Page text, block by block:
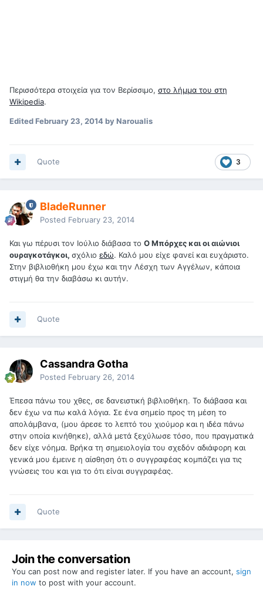
Περισσότερα στοιχεία για τον Βερίσσιμο, στο λήμμα του στη
Wikipedia.
EditedFebruary 23, 2014by Naroualis
3
Quote
BladeRunner
Posted February 23, 2014
Και γω πέρυσι τον Ιούλιο διάβασα το Ο Μπόρχες και οι αιώνιοι
ουραγκοτάγκοι, σχόλιο εδώ. Καλό μου είχε φανεί και ευχάριστο.
Στην βιβλιοθήκη μου έχω και την Λέσχη των Αγγέλων, κάποια
στιγμή θα την διαβάσω κι αυτήν.
Quote
Cassandra Gotha
Posted February 26, 2014
Έπεσα πάνω του χθες, σε δανειστική βιβλιοθήκη. Το διάβασα και
δεν έχω να πω καλά λόγια. Σε ένα σημείο προς τη μέση το
απολάμβανα, (μου άρεσε το λεπτό του χιούμορ και η ιδέα πάνω
στην οποία κινήθηκε), αλλά μετά ξεχύλωσε τόσο, που πραγματικά
δεν είχε νόημα. Βρήκα τη σημειολογία του σχεδόν αδιάφορη και
γενικά μου έμεινε η αίσθηση ότι ο συγγραφέας κομπάζει για τις
γνώσεις του και για το ότι είναι συγγραφέας.
Quote
Join the conversation
You can post now and register later. If you have an account, sign
in now to post with your account.